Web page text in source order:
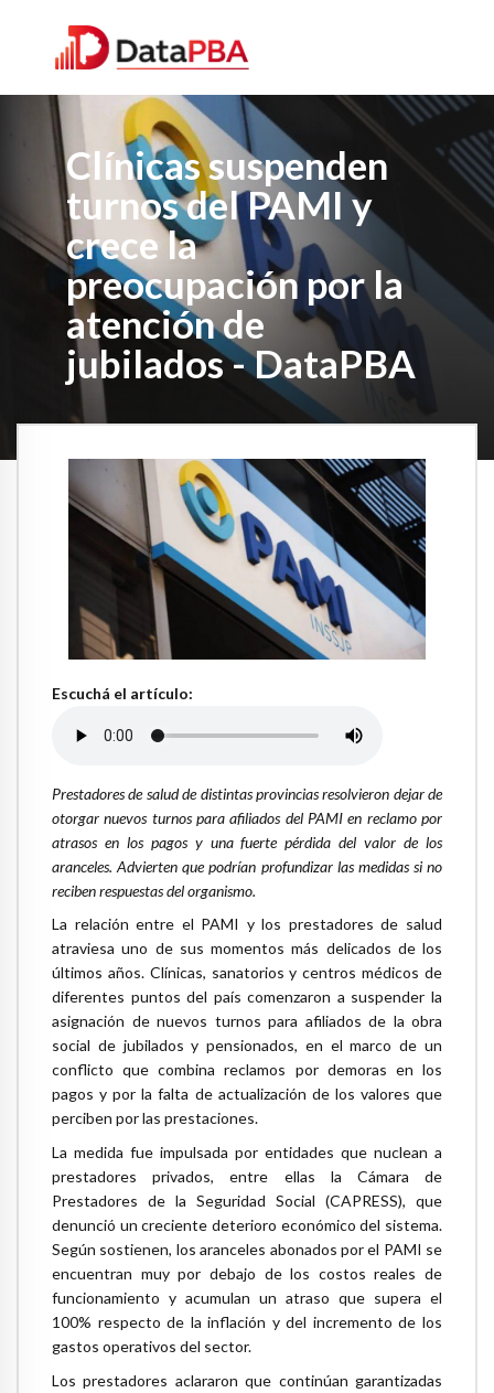
Clínicas suspenden
turnos del PAMI y
crece la
preocupación por la
atención de
jubilados - DataPBA
Escuchá el artículo:
Prestadores de salud de distintas provincias resolvieron dejar de
otorgar nuevos turnos para afiliados del PAMI en reclamo por
atrasos en los pagos y una fuerte pérdida del valor de los
aranceles. Advierten que podrían profundizar las medidas si no
reciben respuestas del organismo.
La relación entre el PAMI y los prestadores de salud
atraviesa uno de sus momentos más delicados de los
últimos años. Clínicas, sanatorios y centros médicos de
diferentes puntos del país comenzaron a suspender la
asignación de nuevos turnos para afiliados de la obra
social de jubilados y pensionados, en el marco de un
conflicto que combina reclamos por demoras en los
pagos y por la falta de actualización de los valores que
perciben por las prestaciones.
La medida fue impulsada por entidades que nuclean a
prestadores privados, entre ellas la Cámara de
Prestadores de la Seguridad Social (CAPRESS), que
denunció un creciente deterioro económico del sistema.
Según sostienen, los aranceles abonados por el PAMI se
encuentran muy por debajo de los costos reales de
funcionamiento y acumulan un atraso que supera el
100% respecto de la inflación y del incremento de los
gastos operativos del sector.
Los prestadores aclararon que continúan garantizadas